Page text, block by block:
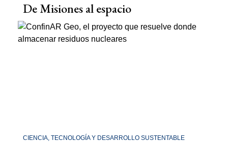
De Misiones al espacio
CIENCIA, TECNOLOGÍA Y DESARROLLO SUSTENTABLE